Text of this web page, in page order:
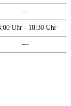
---
Uhr - 18:30 Uhr
---